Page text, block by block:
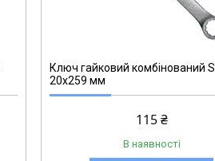
Ключ гайковий комбінований
20х259 мм
115 ₴
В наявності